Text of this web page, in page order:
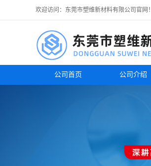
欢迎访问：东莞市塑维新材料有限公司官网！
公司首页 公司介绍